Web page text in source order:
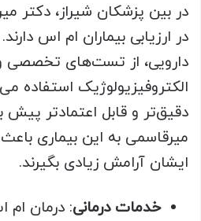
در بین پزشکان شیراز، دکتر
در ارزیابی بیماران ام اس
دارویی، از تست‌های
الکتروفیزیولوژیک استفاده
دقیق‌تر و قابل اعتمادتر پیش
میرقاسمی به این بیماری
ایشان آرامش زیادی بگیرند.
خدمات درمانی: درمان ام